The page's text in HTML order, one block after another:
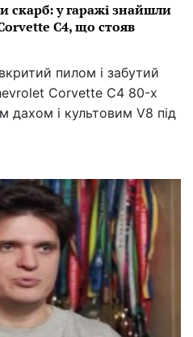
скарб: у гаражі знайшли
C4, що стояв
пилом і забутий
Corvette C4 80-х
дахом і культовим V8 під